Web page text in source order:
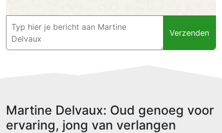
Verzenden
Martine Delvaux: Oud genoeg voor
ervaring, jong van verlangen